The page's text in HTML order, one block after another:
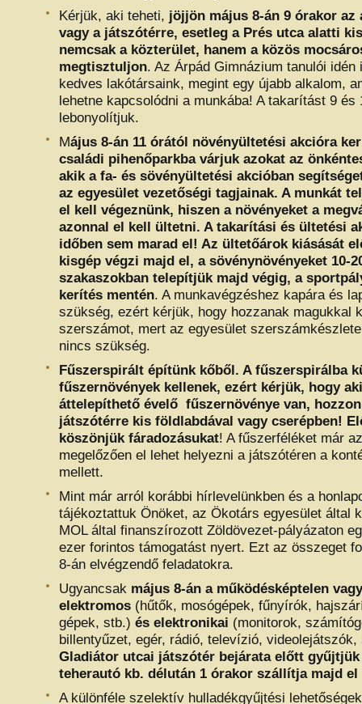
Kérjük, aki teheti, jöjjön május 8-án 9 órakor az
vagy a játszótérre, esetleg a Prés utca alatti
nemcsak a közterület, hanem a közös
megtisztuljon. Az Árpád Gimnázium tanulói idén
kedves lakótársaink, megint egy újabb alkalom,
lehetne kapcsolódni a munkába! A takarítást 9 és
lebonyolítjuk.
Május 8-án 11 órától növényültetési akcióra
családi pihenőparkba várjuk azokat az
akik a fa- és sövényültetési akcióban
az egyesület vezetőségi tagjainak. A munkát
el kell végeznünk, hiszen a növényeket a
azonnal el kell ültetni. A takarítási és ültetési
időben sem marad el! Az ültetőárok kiásását
kisgép végzi majd el, a sövénynövényeket 10-
szakaszokban telepítjük majd végig, a
kerítés mentén. A munkavégzéshez kapára és
szükség, ezért kérjük, hogy hozzanak magukkal
szerszámot, mert az egyesület
nincs szükség.
Fűszerspirált építünk kőből. A fűszerspirálba
fűszernövények kellenek, ezért kérjük, hogy
áttelepíthető évelő fűszernövénye van,
játszótérre kis földlabdával vagy cserépben!
köszönjük fáradozásukat! A fűszerféléket már
megelőzően el lehet helyezni a játszótéren a
mellett.
Mint már arról korábbi hírlevelünkben és a
tájékoztattuk Önöket, az Ökotárs egyesület által
MOL által finanszírozott Zöldövezet-pályázaton
ezer forintos támogatást nyert. Ezt az összeget
8-án elvégzendő feladatokra.
Ugyancsak május 8-án a működésképtelen
elektromos (hűtők, mosógépek, fűnyírók,
gépek, stb.) és elektronikai (monitorok,
billentyűzet, egér, rádió, televízió,
Gladiátor utcai játszótér bejárata előtt gyűjtjük
teherautó kb. délután 1 órakor szállítja majd el
A különféle szelektív hulladékgyűjtési